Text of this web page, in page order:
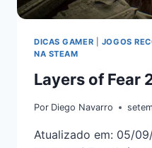
DICAS GAMER
JOGOS
NA STEAM
Layers of Fear
Por Diego Navarro
Atualizado em: 05/